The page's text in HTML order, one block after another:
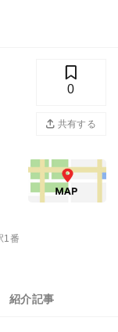
0
共有する
1番
紹介記事